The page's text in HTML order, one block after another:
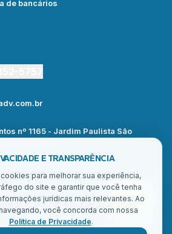
de bancários
nº 1165 - Jardim Paulista São
Todos os direitos reservados | Site feito porDDLab
E TRANSPARÊNCIA
para melhorar sua experiência,
do site e garantir que você tenha
jurídicas mais relevantes. Ao
você concorda com nossa
Política de Privacidade.